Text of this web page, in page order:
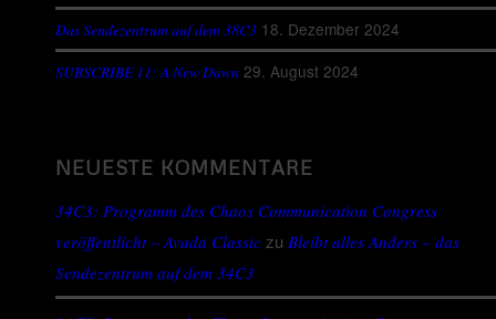
Das Sendezentrum auf dem 38C3 18. Dezember 2024
SUBSCRIBE 11: A New Dawn 29. August 2024
NEUESTE KOMMENTARE
34C3: Programm des Chaos Communication Congress
veröffentlicht – Avada Classic zu Bleibt alles Anders – das
Sendezentrum auf dem 34C3